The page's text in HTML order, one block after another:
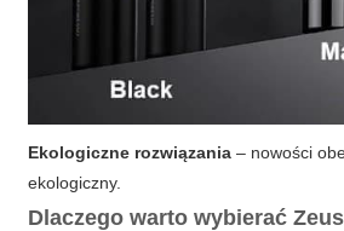
Ekologiczne rozwiązania – nowości
ekologiczny.
Dlaczego warto wybierać